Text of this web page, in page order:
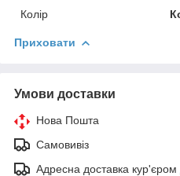
Колір
Приховати
Умови доставки
Нова Пошта
Самовивіз
Адресна доставка